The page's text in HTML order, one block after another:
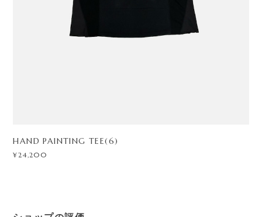
HAND PAINTING TEE(6)
¥24,200